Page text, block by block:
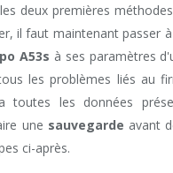
deux premières
il faut maintenant passer
A53s à ses paramètres
les problèmes liés au
toutes les données
une sauvegarde avant
ci-après.